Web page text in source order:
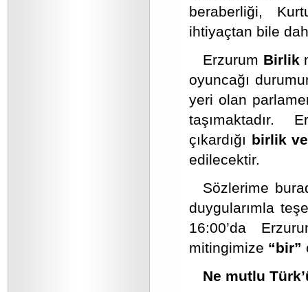
beraberliği,
ihtiyaçtan bile
Erzurum Birlik
oyuncağı
yeri olan
taşımaktadır.
çıkardığı birlik
edilecektir.
Sözlerime
duygularımla
16:00’da
mitingimize “bir”
Ne mutlu